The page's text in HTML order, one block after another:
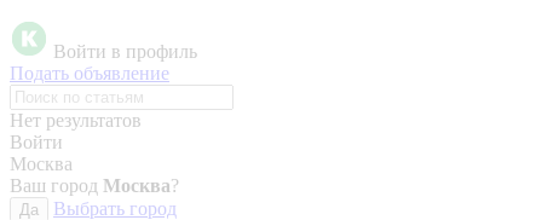
Войти в профиль
Подать объявление
Нет результатов
Войти
Москва
Ваш город Москва?
Да
Выбрать город